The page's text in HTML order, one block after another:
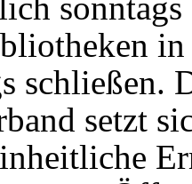
schließen.
setzt